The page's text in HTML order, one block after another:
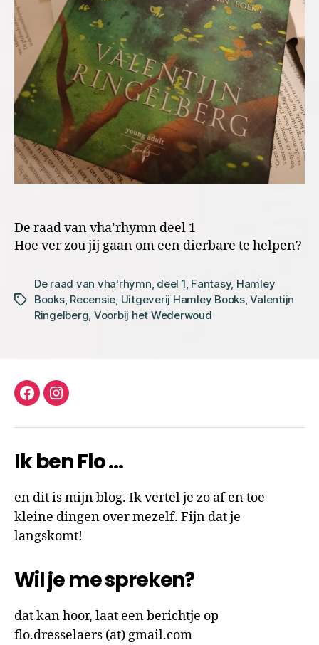
De raad van vha’rhymn deel 1
Hoe ver zou jij gaan om een dierbare te helpen?
Tags
De raad van vha'rhymn, deel 1, Fantasy, Hamley
Books, Recensie, Uitgeverij Hamley Books,Valentijn
Ringelberg, Voorbij het Wederwoud
facebookinstagram
Ik ben Flo …
en dit is mijn blog. Ik vertel je zo af en toe
kleine dingen over mezelf. Fijn dat je
langskomt!
Wil je me spreken?
dat kan hoor, laat een berichtje op
flo.dresselaers (at) gmail.com